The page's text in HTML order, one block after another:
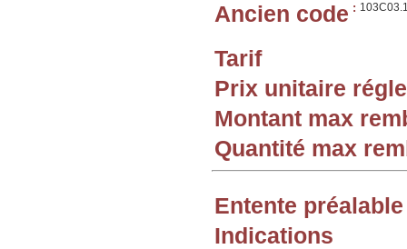
Ancien code :
Tarif
Prix unitaire
Montant max
Quantité max
Entente préalable
Indications